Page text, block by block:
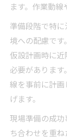
ます。作業動線
準備段階で特
境への配慮です
仮設計画時に
必要がありま
線を事前に計
げます。
現場準備の成
ち合わせを重